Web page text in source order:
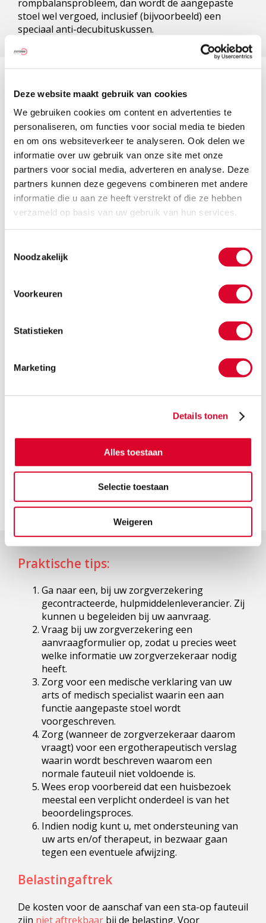
Deze website maakt gebruik van cookies
We gebruiken cookies om content en advertenties te
personaliseren, om functies voor social media te bieden
en om ons websiteverkeer te analyseren. Ook delen we
informatie over uw gebruik van onze site met onze
partners voor social media, adverteren en analyse. Deze
partners kunnen deze gegevens combineren met andere
informatie die u aan ze heeft verstrekt of die ze hebben
verzameld op basis van uw gebruik van hun services.
Noodzakelijk
Voorkeuren
Statistieken
Marketing
Details tonen
Alles toestaan
Selectie toestaan
Weigeren
rompbalansprobleem, dan wordt de aangepaste
stoel wel vergoed, inclusief (bijvoorbeeld) een
speciaal anti-decubituskussen.
Vergoeding = in bruikleen
Een fauteuil die vergoed wordt vanuit de
zorgverzekering ontvangt u in de regel in
bruikleen. Dit betekent dat u niet de eigenaar
van de fauteuil wordt. Wanneer de zorgstoel niet
meer nodig is, gaat deze terug naar de
zorgverzekeraar.
Zorgverzekeraars werken samen met een aantal
hulpmiddelenleveranciers. Een handig overzicht
met de landelijk actieve leveranciers per
aanvraagprocedure en eigen aanvraagcriteria.
De meest geleverde stoel via de zorgverzekeraar
is deFitform Vario 570 zorgfauteuil
aantal speciale aanpassingen. Wat uw situatie
ook is, een verwijzing van een arts en/of
komen voor een aangepaste fauteuil.
In 2025 hoeft u geen
komt voor een aangepaste stoel in bruikleen.
Ook betaalt u geen eigen risico.
Praktische tips:
Ga naar een, bij uw zorgverzekering
gecontracteerde, hulpmiddelenleverancier. Zij
kunnen u begeleiden bij uw aanvraag.
Vraag bij uw zorgverzekering een
aanvraagformulier op, zodat u precies weet
welke informatie uw zorgverzekeraar nodig
heeft.
Zorg voor een medische verklaring van uw
arts of medisch specialist waarin een aan
functie aangepaste stoel wordt
voorgeschreven.
Zorg (wanneer de zorgverzekeraar daarom
vraagt) voor een ergotherapeutisch verslag
waarin wordt beschreven waarom een
normale fauteuil niet voldoende is.
Wees erop voorbereid dat een huisbezoek
meestal een verplicht onderdeel is van het
beoordelingsproces.
Indien nodig kunt u, met ondersteuning van
uw arts en/of therapeut, in bezwaar gaan
tegen een eventuele afwijzing.
Belastingaftrek
De kosten voor de aanschaf van een sta-op fauteuil
zijn niet aftrekbaar bij de belasting. Voor